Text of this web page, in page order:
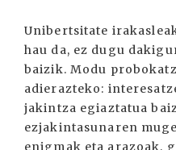
Unibertsitate
hau da, ez dugu
baizik. Modu
adierazteko:
jakintza egiaztatua
ezjakintasunaren
enigmak eta arazoak,